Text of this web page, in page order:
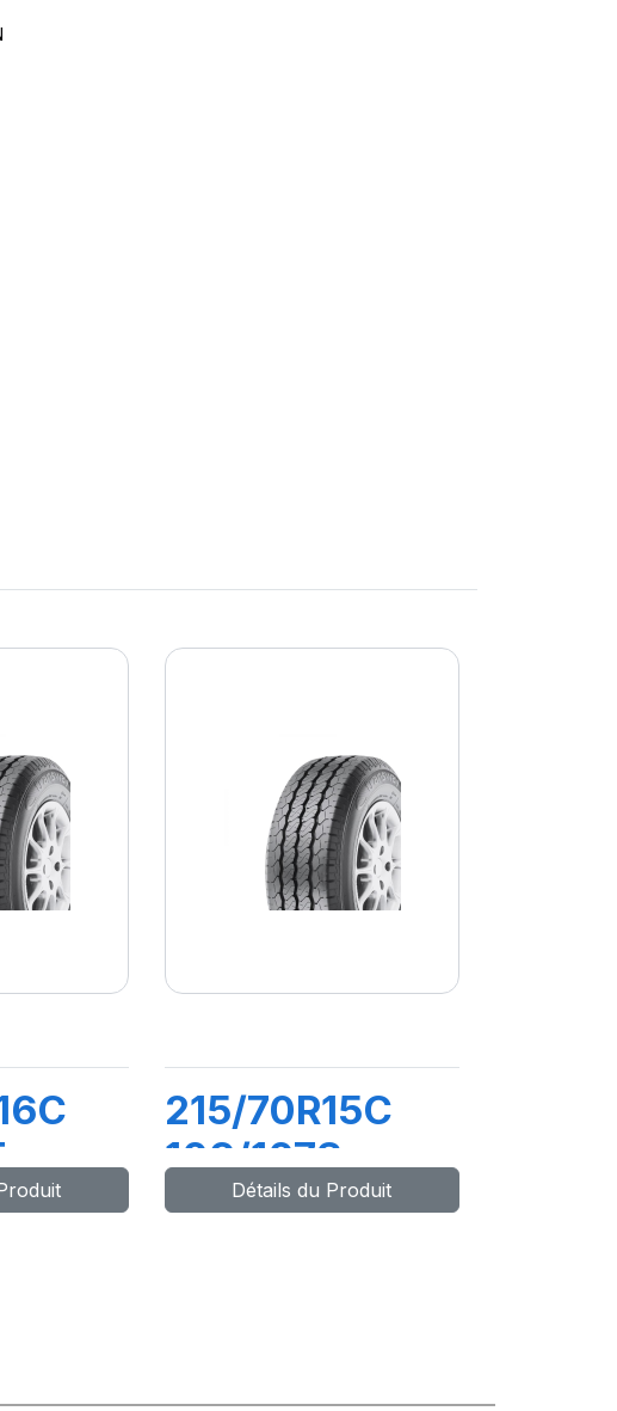
215/70R15C
109/107S
TRANSWAY
Détails du Produit